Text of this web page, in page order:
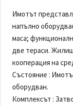
Имотът
напълно
маса;
две тераси.
кооперация на
Състояние :
оборудван.
Комплексът :